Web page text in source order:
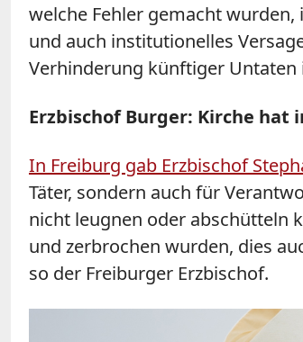
welche Fehler gemacht
und auch institutionelles
Verhinderung künftiger Untaten
Erzbischof Burger: Kirche hat
In Freiburg gab Erzbischof
Täter, sondern auch für
nicht leugnen oder abschütteln
und zerbrochen wurden, dies
so der Freiburger Erzbischof.